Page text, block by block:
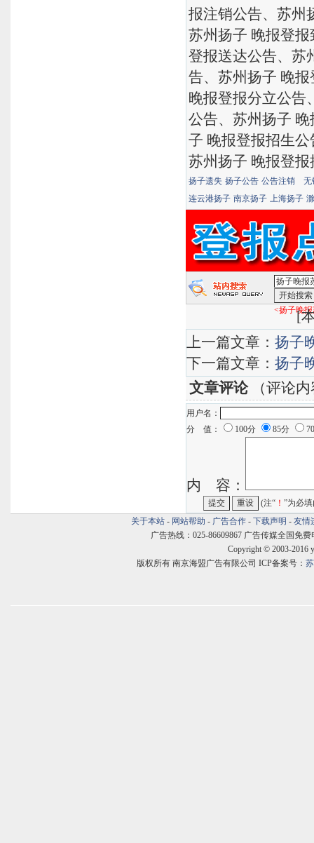
报注销公告、苏州
苏州扬子 晚报登
登报送达公告、苏
告、苏州扬子 晚
晚报登报分立公告
公告、苏州扬子
子 晚报登报招生
苏州扬子 晚报登
扬子遗失 扬子公告 公告注销
无
连云港扬子 南京扬子 上海扬子
<扬子晚
[
上一篇文章： 扬子
下一篇文章： 扬子
文章评论（评论内
用户名：
分 值：
100分 85分
内 容：
(注“ ！ ”为必
关于本站 - 网站帮助 - 广告合作 - 下载声明 - 友情
广告热线：025-86609867 广告传媒全国免费
Copyright © 2003-2016
版权所有 南京海盟广告有限公司 ICP备案号：